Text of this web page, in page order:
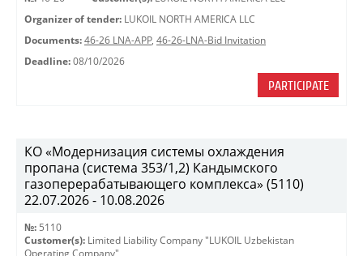
Organizer of tender: LUKOIL NORTH AMERICA LLC
Documents: 46-26 LNA-APP, 46-26-LNA-Bid Invitation
Deadline: 08/10/2026
PARTICIPATE
КО «Модернизация системы охлаждения
пропана (система 353/1,2) Кандымского
газоперерабатывающего комплекса» (5110)
22.07.2026 - 10.08.2026
№: 5110
Customer(s): Limited Liability Company "LUKOIL Uzbekistan
Operating Company"